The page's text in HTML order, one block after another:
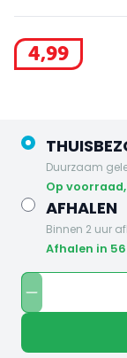
4,99
Duurzaam
op
AFHALEN
Binnen 2 uur
Afhalen in